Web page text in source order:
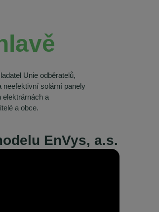
Unie odběratelů,
neefektivní solární panely
elektrárnách a
a obce.
EnVys, a.s.